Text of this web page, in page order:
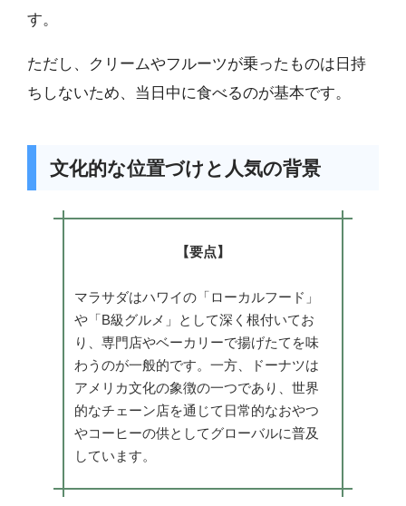
す。
ただし、クリームやフルーツが乗ったものは日持
ちしないため、当日中に食べるのが基本です。
文化的な位置づけと人気の背景
【要点】
マラサダはハワイの「ローカルフード」
や「B級グルメ」として深く根付いてお
り、専門店やベーカリーで揚げたてを味
わうのが一般的です。一方、ドーナツは
アメリカ文化の象徴の一つであり、世界
的なチェーン店を通じて日常的なおやつ
やコーヒーの供としてグローバルに普及
しています。